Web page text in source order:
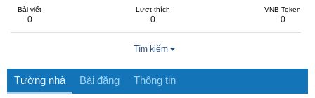
Bài viết
0
Lượt thích
0
VNB Token
0
Tìm kiếm
Tường nhà Bài đăng Thông tin